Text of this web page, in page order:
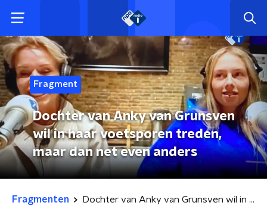
Fragment
Dochter van Anky van Grunsven
wil in haar voetsporen treden,
maar dan net even anders
Fragmenten Dochter van Anky van Grunsven wil in haar voetsporen treden, maar dan net even anders